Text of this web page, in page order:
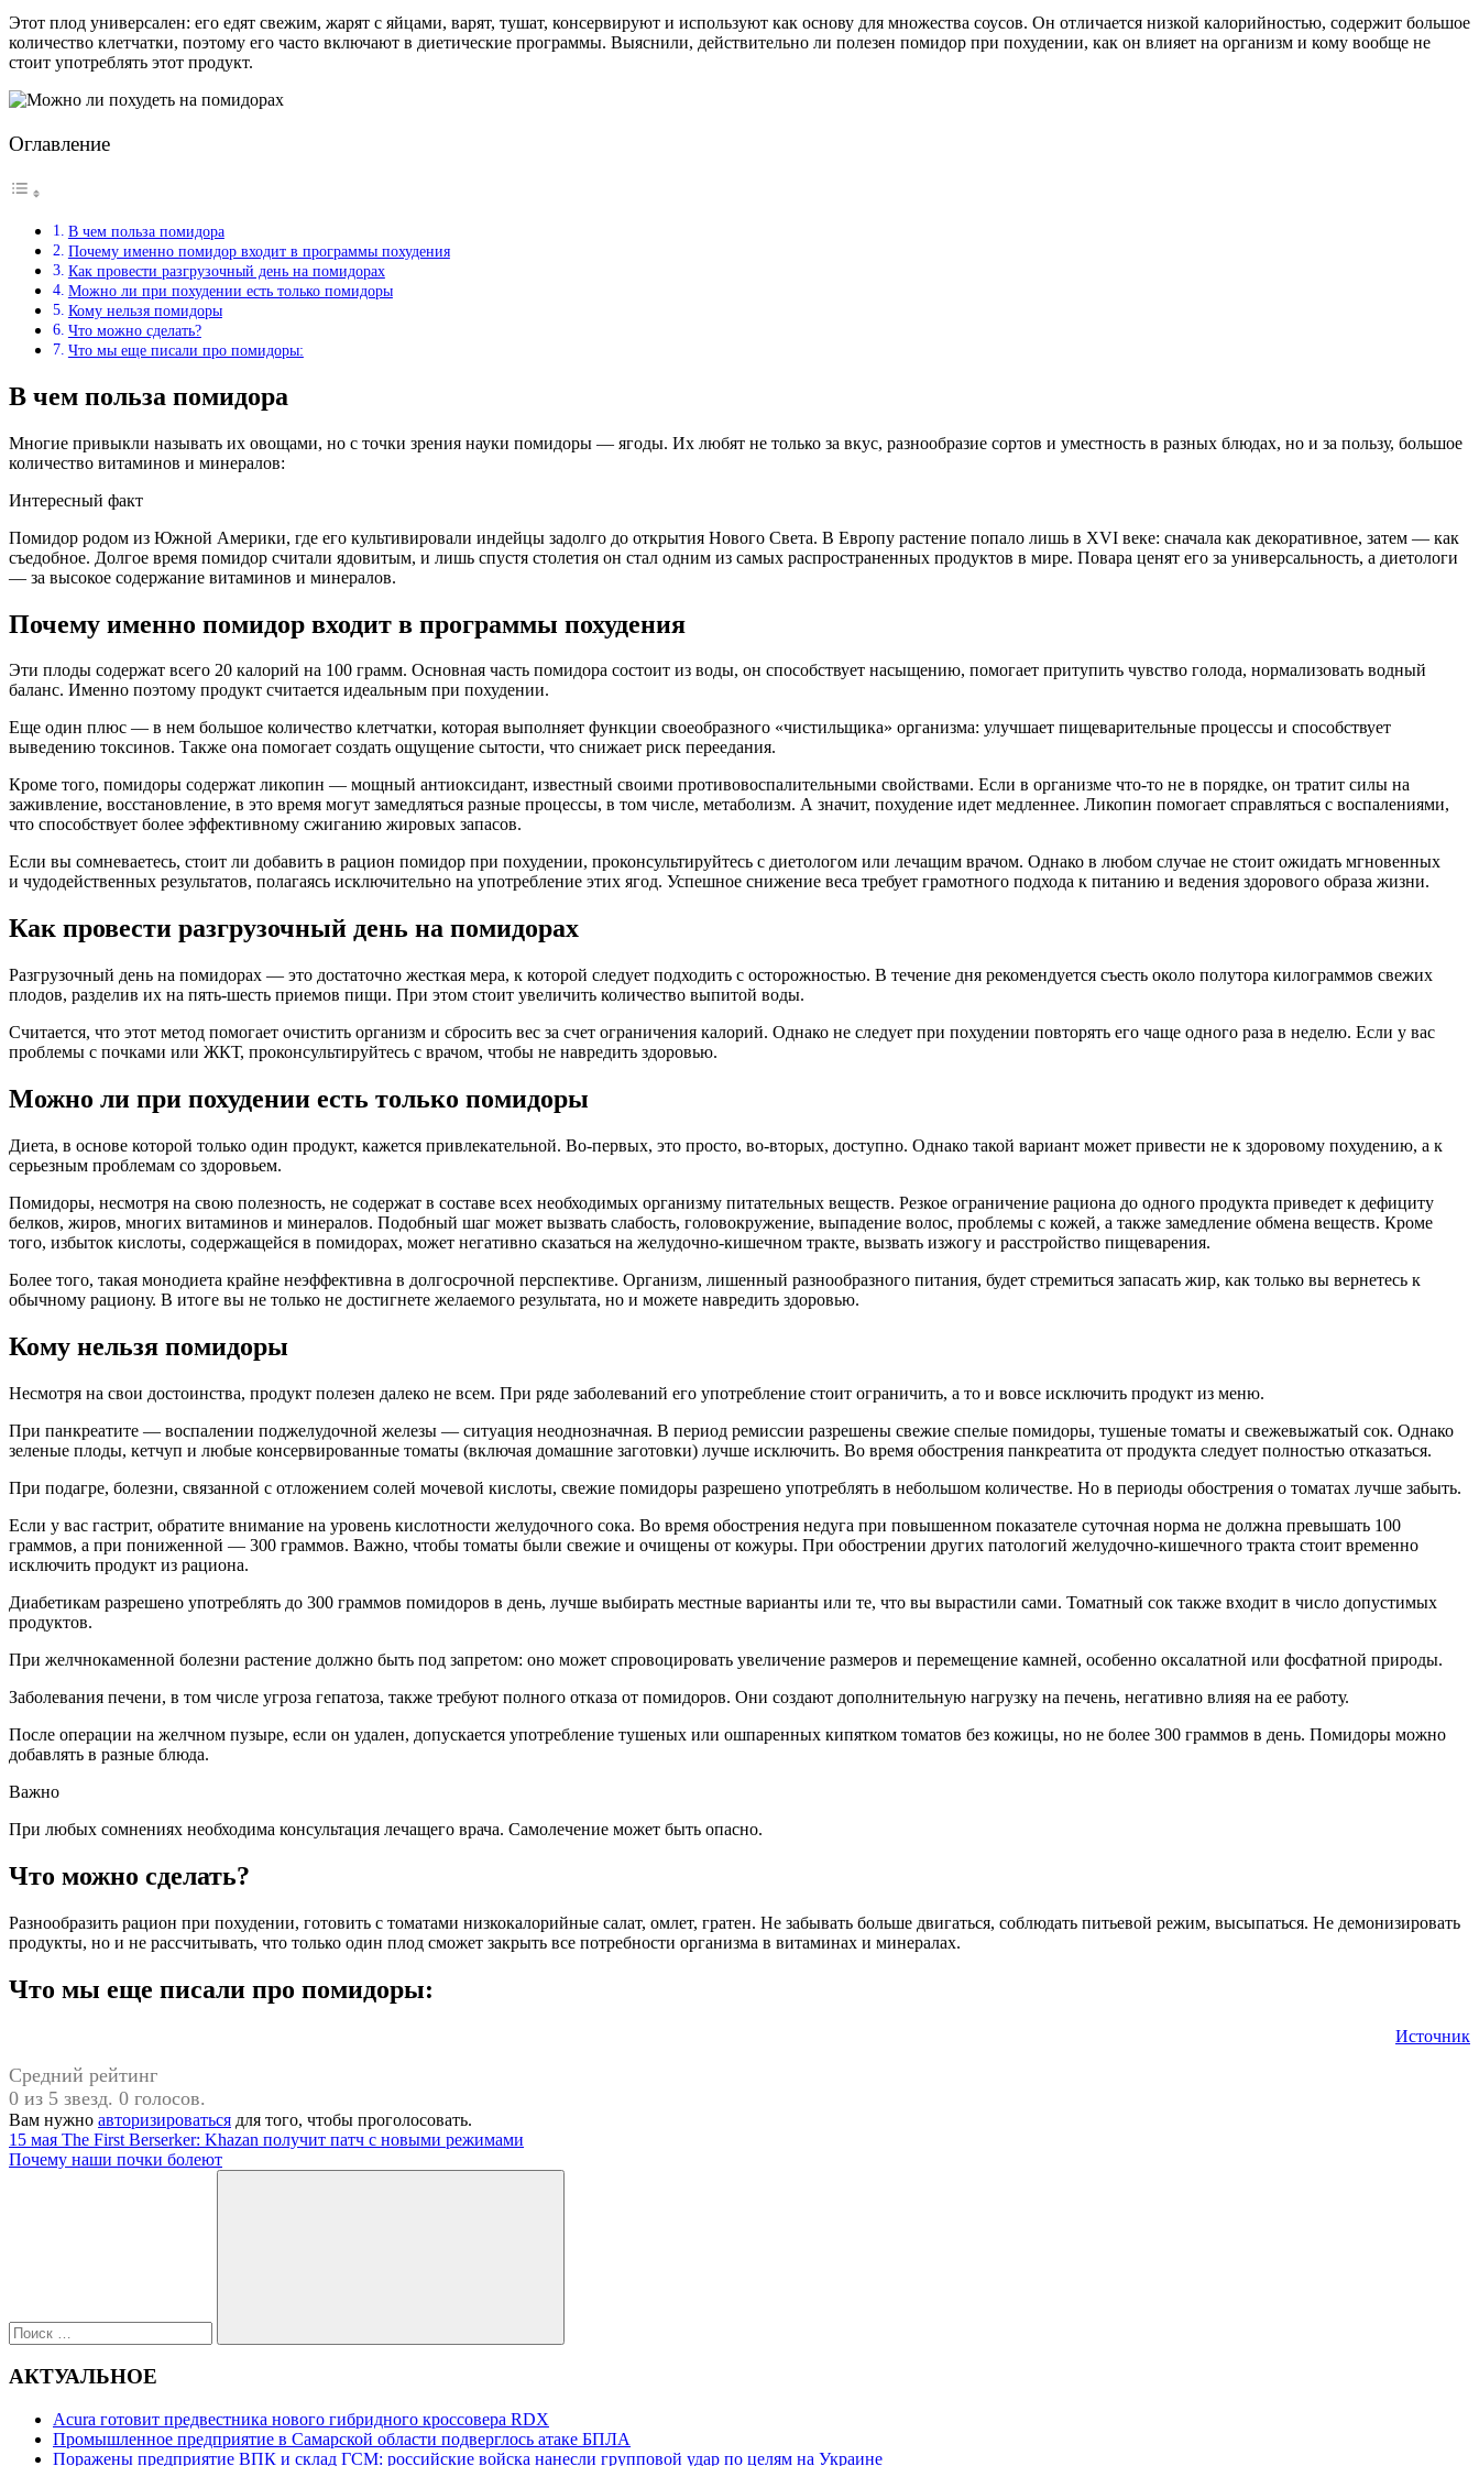
Этот плод универсален: его едят свежим, жарят с яйцами, варят, тушат, консервируют и используют как основу для множества соусов. Он отличается низкой калорийностью, содержит большое
количество клетчатки, поэтому его часто включают в диетические программы. Выяснили, действительно ли полезен помидор при похудении, как он влияет на организм и кому вообще не
стоит употреблять этот продукт.
Оглавление
В чем польза помидора
Почему именно помидор входит в программы похудения
Как провести разгрузочный день на помидорах
Можно ли при похудении есть только помидоры
Кому нельзя помидоры
Что можно сделать?
Что мы еще писали про помидоры:
В чем польза помидора
Многие привыкли называть их овощами, но с точки зрения науки помидоры — ягоды. Их любят не только за вкус, разнообразие сортов и уместность в разных блюдах, но и за пользу, большое
количество витаминов и минералов:
Интересный факт
Помидор родом из Южной Америки, где его культивировали индейцы задолго до открытия Нового Света. В Европу растение попало лишь в XVI веке: сначала как декоративное, затем — как
съедобное. Долгое время помидор считали ядовитым, и лишь спустя столетия он стал одним из самых распространенных продуктов в мире. Повара ценят его за универсальность, а диетологи
— за высокое содержание витаминов и минералов.
Почему именно помидор входит в программы похудения
Эти плоды содержат всего 20 калорий на 100 грамм. Основная часть помидора состоит из воды, он способствует насыщению, помогает притупить чувство голода, нормализовать водный
баланс. Именно поэтому продукт считается идеальным при похудении.
Еще один плюс — в нем большое количество клетчатки, которая выполняет функции своеобразного «чистильщика» организма: улучшает пищеварительные процессы и способствует
выведению токсинов. Также она помогает создать ощущение сытости, что снижает риск переедания.
Кроме того, помидоры содержат ликопин — мощный антиоксидант, известный своими противовоспалительными свойствами. Если в организме что-то не в порядке, он тратит силы на
заживление, восстановление, в это время могут замедляться разные процессы, в том числе, метаболизм. А значит, похудение идет медленнее. Ликопин помогает справляться с воспалениями,
что способствует более эффективному сжиганию жировых запасов.
Если вы сомневаетесь, стоит ли добавить в рацион помидор при похудении, проконсультируйтесь с диетологом или лечащим врачом. Однако в любом случае не стоит ожидать мгновенных
и чудодейственных результатов, полагаясь исключительно на употребление этих ягод. Успешное снижение веса требует грамотного подхода к питанию и ведения здорового образа жизни.
Как провести разгрузочный день на помидорах
Разгрузочный день на помидорах — это достаточно жесткая мера, к которой следует подходить с осторожностью. В течение дня рекомендуется съесть около полутора килограммов свежих
плодов, разделив их на пять-шесть приемов пищи. При этом стоит увеличить количество выпитой воды.
Считается, что этот метод помогает очистить организм и сбросить вес за счет ограничения калорий. Однако не следует при похудении повторять его чаще одного раза в неделю. Если у вас
проблемы с почками или ЖКТ, проконсультируйтесь с врачом, чтобы не навредить здоровью.
Можно ли при похудении есть только помидоры
Диета, в основе которой только один продукт, кажется привлекательной. Во-первых, это просто, во-вторых, доступно. Однако такой вариант может привести не к здоровому похудению, а к
серьезным проблемам со здоровьем.
Помидоры, несмотря на свою полезность, не содержат в составе всех необходимых организму питательных веществ. Резкое ограничение рациона до одного продукта приведет к дефициту
белков, жиров, многих витаминов и минералов. Подобный шаг может вызвать слабость, головокружение, выпадение волос, проблемы с кожей, а также замедление обмена веществ. Кроме
того, избыток кислоты, содержащейся в помидорах, может негативно сказаться на желудочно-кишечном тракте, вызвать изжогу и расстройство пищеварения.
Более того, такая монодиета крайне неэффективна в долгосрочной перспективе. Организм, лишенный разнообразного питания, будет стремиться запасать жир, как только вы вернетесь к
обычному рациону. В итоге вы не только не достигнете желаемого результата, но и можете навредить здоровью.
Кому нельзя помидоры
Несмотря на свои достоинства, продукт полезен далеко не всем. При ряде заболеваний его употребление стоит ограничить, а то и вовсе исключить продукт из меню.
При панкреатите — воспалении поджелудочной железы — ситуация неоднозначная. В период ремиссии разрешены свежие спелые помидоры, тушеные томаты и свежевыжатый сок. Однако
зеленые плоды, кетчуп и любые консервированные томаты (включая домашние заготовки) лучше исключить. Во время обострения панкреатита от продукта следует полностью отказаться.
При подагре, болезни, связанной с отложением солей мочевой кислоты, свежие помидоры разрешено употреблять в небольшом количестве. Но в периоды обострения о томатах лучше забыть.
Если у вас гастрит, обратите внимание на уровень кислотности желудочного сока. Во время обострения недуга при повышенном показателе суточная норма не должна превышать 100
граммов, а при пониженной — 300 граммов. Важно, чтобы томаты были свежие и очищены от кожуры. При обострении других патологий желудочно-кишечного тракта стоит временно
исключить продукт из рациона.
Диабетикам разрешено употреблять до 300 граммов помидоров в день, лучше выбирать местные варианты или те, что вы вырастили сами. Томатный сок также входит в число допустимых
продуктов.
При желчнокаменной болезни растение должно быть под запретом: оно может спровоцировать увеличение размеров и перемещение камней, особенно оксалатной или фосфатной природы.
Заболевания печени, в том числе угроза гепатоза, также требуют полного отказа от помидоров. Они создают дополнительную нагрузку на печень, негативно влияя на ее работу.
После операции на желчном пузыре, если он удален, допускается употребление тушеных или ошпаренных кипятком томатов без кожицы, но не более 300 граммов в день. Помидоры можно
добавлять в разные блюда.
Важно
При любых сомнениях необходима консультация лечащего врача. Самолечение может быть опасно.
Что можно сделать?
Разнообразить рацион при похудении, готовить с томатами низкокалорийные салат, омлет, гратен. Не забывать больше двигаться, соблюдать питьевой режим, высыпаться. Не демонизировать
продукты, но и не рассчитывать, что только один плод сможет закрыть все потребности организма в витаминах и минералах.
Что мы еще писали про помидоры:
Источник
Средний рейтинг
0 из 5 звезд. 0 голосов.
Вам нужно авторизироваться для того, чтобы проголосовать.
Навигация
по
Предыдущая
запись:
15 мая The First Berserker: Khazan получит патч с новыми режимами
Следующая
Почему наши почки болеют
Поиск
АКТУАЛЬНОЕ
Acura готовит предвестника нового гибридного кроссовера RDX
Промышленное предприятие в Самарской области подверглось атаке БПЛА
Поражены предприятие ВПК и склад ГСМ: российские войска нанесли групповой удар по целям на Украине